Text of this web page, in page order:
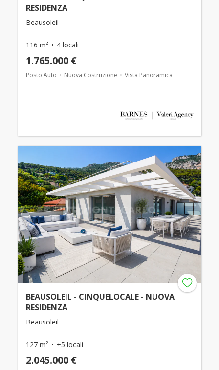
RESIDENZA
Beausoleil -
116 m² 4 locali
1.765.000 €
Posto Auto Nuova Costruzione Vista Panoramica
BEAUSOLEIL - CINQUELOCALE - NUOVA
RESIDENZA
Beausoleil -
127 m² +5 locali
2.045.000 €